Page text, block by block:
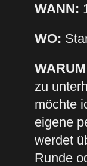
WANN:
WO:
zu
möchte
eigene
werdet
Runde